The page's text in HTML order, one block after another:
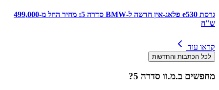
גרסת e530 פלאג-אין חדשה ל-BMW סדרה 5: מחיר החל מ-499,000
ש"ח
קראו עוד
לכל הכתבות והחדשות
מחפשים ב.מ.וו סדרה 5 ?